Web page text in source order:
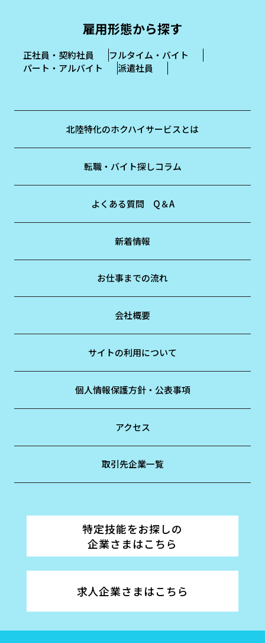
雇用形態から探す
正社員・契約社員
フルタイム・バイト
パート・アルバイト
派遣社員
北陸特化のホクハイサービスとは
転職・バイト探しコラム
よくある質問 Q＆A
新着情報
お仕事までの流れ
会社概要
サイトの利用について
個人情報保護方針・公表事項
アクセス
取引先企業一覧
特定技能をお探しの
企業さまはこちら
求人企業さまはこちら